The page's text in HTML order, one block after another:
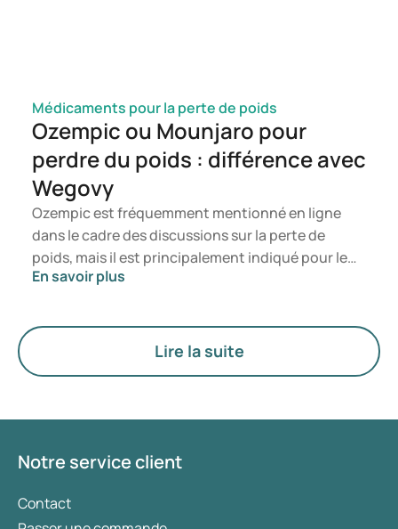
Médicaments pour la perte de poids
Ozempic ou Mounjaro pour
perdre du poids : différence avec
Wegovy
Ozempic est fréquemment mentionné en ligne
dans le cadre des discussions sur la perte de
poids, mais il est principalement indiqué pour le
traitement du diabète de type 2. Si vous
à la gestion du poids, des médicaments tels que
Mounjaro et Wegovy sont généralement
privilégiés. Le choix du traitement le plus
d’utilisation de médicaments.
En savoir plus
Lire la suite
Notre service client
Contact